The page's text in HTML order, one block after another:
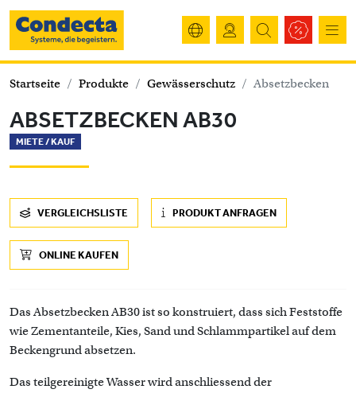
Startseite Produkte Gewässerschutz Absetzbecken
ABSETZBECKEN AB30
MIETE /KAUF
VERGLEICHSLISTE PRODUKT ANFRAGEN
ONLINE KAUFEN
Das Absetzbecken AB30 ist so konstruiert, dass sich Feststoffe
wie Zementanteile, Kies, Sand und Schlammpartikel auf dem
Beckengrund absetzen.
Das teilgereinigte Wasser wird anschliessend der